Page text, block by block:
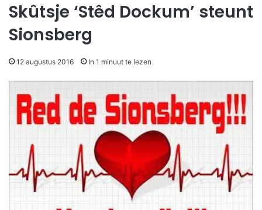
Skûtsje ‘Stêd Dockum’ steunt
Sionsberg
12 augustus 2016 In 1 minuut te lezen